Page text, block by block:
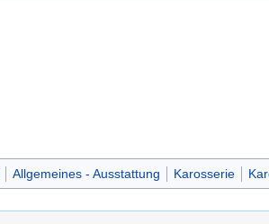
Allgemeines - Ausstattung Karosserie